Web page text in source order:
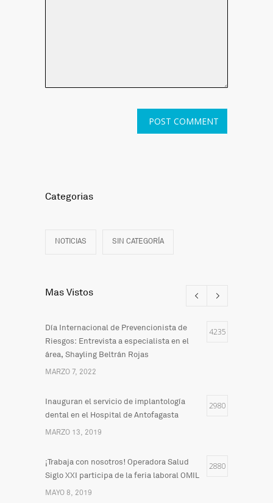
Categorias
NOTICIAS SIN CATEGORÍA
Mas Vistos
Día Internacional de Prevencionista de
Riesgos: Entrevista a especialista en el
área, Shayling Beltrán Rojas
4235
MARZO 7, 2022
Inauguran el servicio de implantología
dental en el Hospital de Antofagasta
2980
MARZO 13, 2019
¡Trabaja con nosotros! Operadora Salud
Siglo XXI participa de la feria laboral OMIL
2880
MAYO 8, 2019